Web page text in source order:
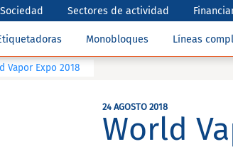
Sociedad Sectores de actividad
Monobloques Líneas
Vapor Expo 2018
24 AGOSTO 2018
World